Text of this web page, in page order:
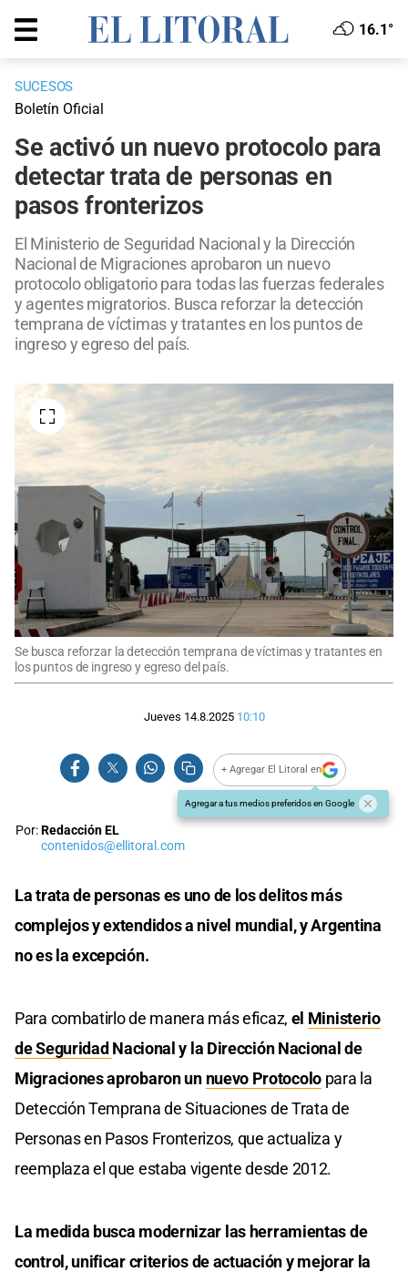
16.1°
SUCESOS
Boletín Oficial
Se activó un nuevo protocolo para
detectar trata de personas en
pasos fronterizos
El Ministerio de Seguridad Nacional y la Dirección
Nacional de Migraciones aprobaron un nuevo
protocolo obligatorio para todas las fuerzas federales
y agentes migratorios. Busca reforzar la detección
temprana de víctimas y tratantes en los puntos de
ingreso y egreso del país.
Se busca reforzar la detección temprana de víctimas y tratantes en
los puntos de ingreso y egreso del país.
Jueves 14.8.2025 10:10
+ Agregar El Litoral en
Agregar a tus medios preferidos en Google
Por:Redacción EL
contenidos@ellitoral.com
La trata de personas es uno de los delitos más
complejos y extendidos a nivel mundial, y Argentina
no es la excepción.
Para combatirlo de manera más eficaz, el Ministerio
de SeguridadNacional y la Dirección Nacional de
Migraciones aprobaron un nuevo Protocolo para la
Detección Temprana de Situaciones de Trata de
Personas en Pasos Fronterizos, que actualiza y
reemplaza el que estaba vigente desde 2012.
La medida busca modernizar las herramientas de
control, unificar criterios de actuación y mejorar la